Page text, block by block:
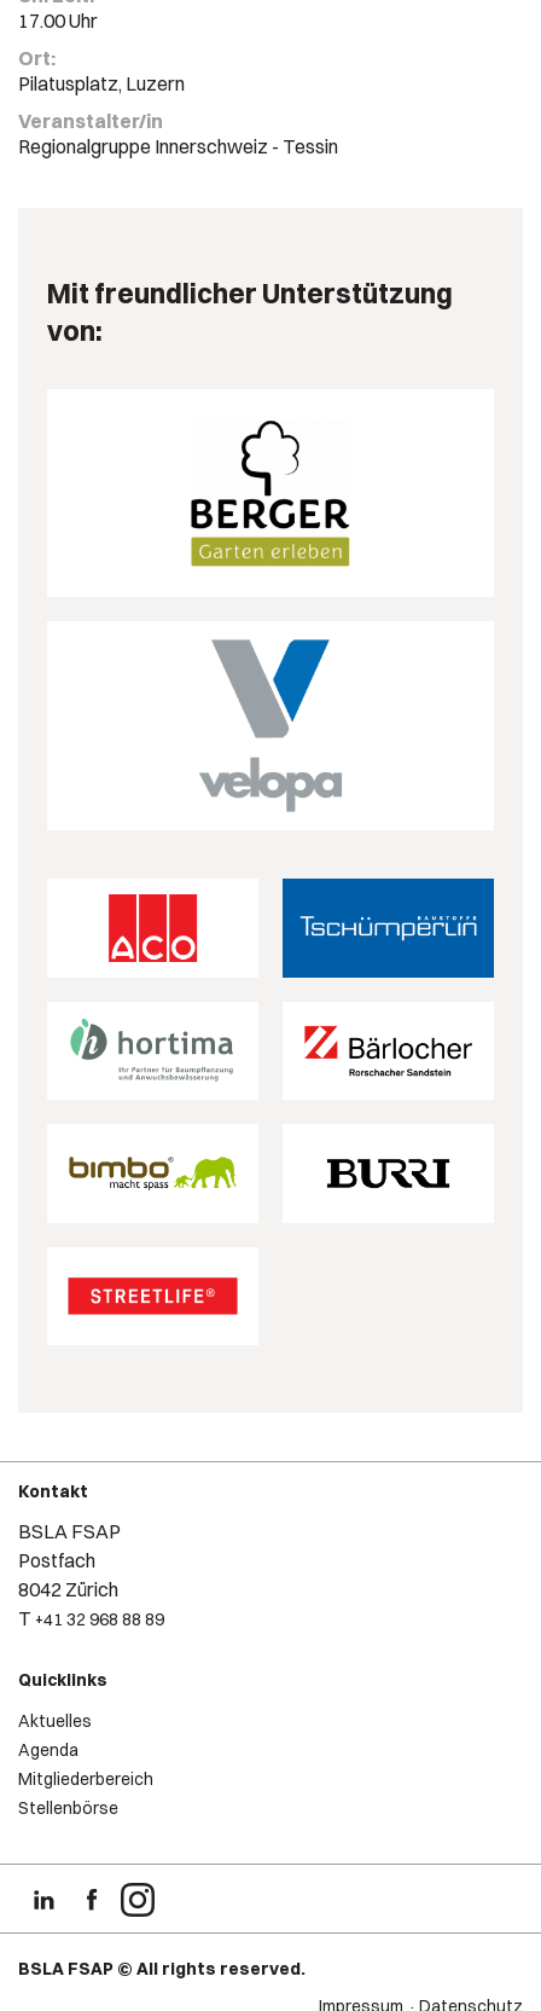
17.00 Uhr
Ort:
Pilatusplatz, Luzern
Veranstalter/in
Regionalgruppe Innerschweiz - Tessin
Mit freundlicher Unterstützung
von:
Kontakt
BSLA FSAP
Postfach
8042 Zürich
T +41 32 968 88 89
Quicklinks
Aktuelles
Agenda
Mitgliederbereich
Stellenbörse
BSLA FSAP © All rights reserved.